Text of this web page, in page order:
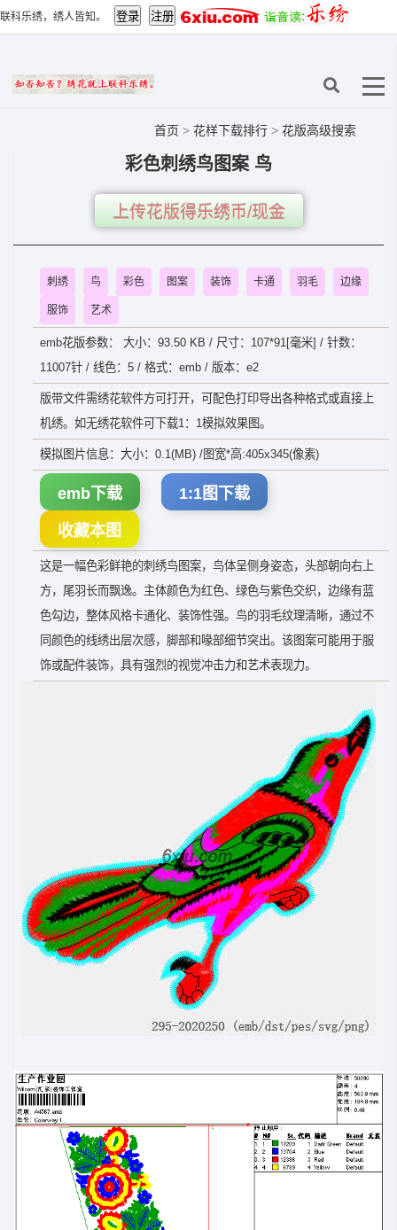
联科乐绣，绣人皆知。
首页 > 花样下载排行 > 花版高级搜索
彩色刺绣鸟图案 鸟
上传花版得乐绣币/现金
刺绣 鸟 彩色 图案 装饰 卡通 羽毛 边缘
服饰 艺术
emb花版参数： 大小：93.50 KB / 尺寸：107*91[毫米] / 针数：
11007针 / 线色：5 / 格式：emb / 版本：e2
版带文件需绣花软件方可打开，可配色打印导出各种格式或直接上
机绣。如无绣花软件可下载1：1模拟效果图。
模拟图片信息：大小：0.1(MB) /图宽*高:405x345(像素)
emb下载 1:1图下载
收藏本图
这是一幅色彩鲜艳的刺绣鸟图案，鸟体呈侧身姿态，头部朝向右上
方，尾羽长而飘逸。主体颜色为红色、绿色与紫色交织，边缘有蓝
色勾边，整体风格卡通化、装饰性强。鸟的羽毛纹理清晰，通过不
同颜色的线绣出层次感，脚部和喙部细节突出。该图案可能用于服
饰或配件装饰，具有强烈的视觉冲击力和艺术表现力。